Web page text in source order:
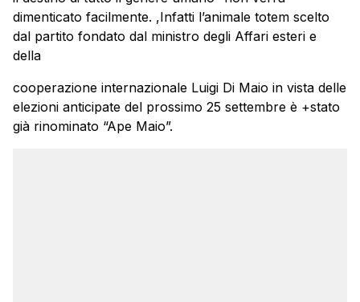
dimenticato facilmente. ,Infatti l’animale totem scelto
dal partito fondato dal ministro degli Affari esteri e
della
cooperazione internazionale Luigi Di Maio in vista delle
elezioni anticipate del prossimo 25 settembre è +stato
già rinominato “Ape Maio”.